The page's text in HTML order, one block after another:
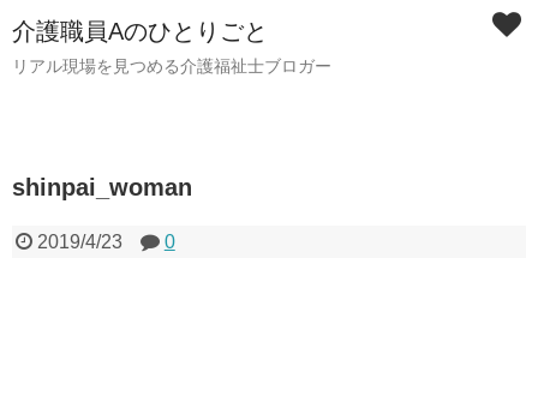
介護職員Aのひとりごと
リアル現場を見つめる介護福祉士ブロガー
shinpai_woman
2019/4/23 0